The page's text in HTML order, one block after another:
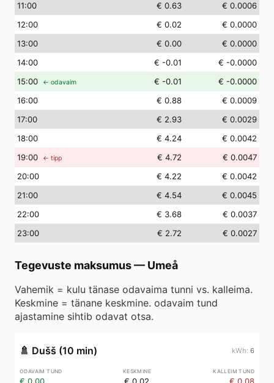
11:00 € 0.63
€ 0.0006
12:00 € 0.02
€ 0.0000
13:00 € 0.00
€ 0.0000
14:00 € -0.01
€ -0.0000
15:00 ← odavaim € -0.01
€ -0.0000
16:00 € 0.88
€ 0.0009
17:00 € 2.93
€ 0.0029
18:00 € 4.24
€ 0.0042
19:00 ← tipp € 4.72
€ 0.0047
20:00 € 4.22
€ 0.0042
21:00 € 4.54
€ 0.0045
22:00 € 3.68
€ 0.0037
23:00 € 2.72 € 0.0027
Tegevuste maksumus— Umeå
Vahemik = kulu tänase odavaima tunni vs. kalleima.
Keskmine = tänane keskmine. odavaim tund
ajastamine sihtib odavat otsa.
🚿 Dušš (10 min) 6